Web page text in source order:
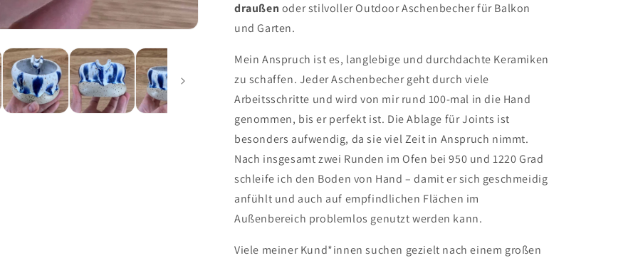
draußen oder stilvoller Outdoor Aschenbecher für Balkon
und Garten.
Mein Anspruch ist es, langlebige und durchdachte Keramiken
zu schaffen. Jeder Aschenbecher geht durch viele
Arbeitsschritte und wird von mir rund 100-mal in die Hand
genommen, bis er perfekt ist. Die Ablage für Joints ist
besonders aufwendig, da sie viel Zeit in Anspruch nimmt.
Nach insgesamt zwei Runden im Ofen bei 950 und 1220 Grad
schleife ich den Boden von Hand – damit er sich geschmeidig
anfühlt und auch auf empfindlichen Flächen im
Außenbereich problemlos genutzt werden kann.
Viele meiner Kund*innen suchen gezielt nach einem großen